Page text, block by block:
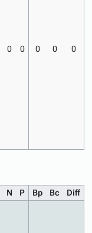
0 0 0 0 0
N P Bp Bc Diff